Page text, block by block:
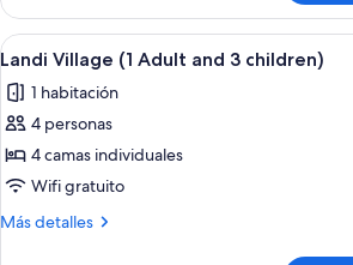
Village
(2
Adults)
Ver
todas
las
fotos
de
Landi
Village
8
Landi Village (1 Adult and 3 children)
1 habitación
4 personas
4 camas individuales
Wifi gratuito
Más detalles
Más